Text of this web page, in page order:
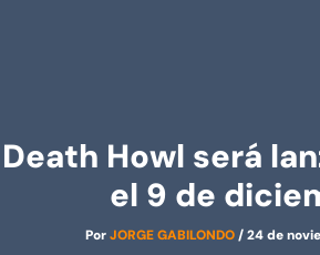
Death Howl será
el 9 de
PorJORGE GABILONDO/24 de